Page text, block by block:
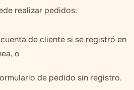
realizar pedidos:
de cliente si se registró en
o
de pedido sin registro.